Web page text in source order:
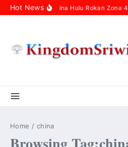
Skip to content
Hot NewsPertamina Hulu Rokan Zona
Home / china